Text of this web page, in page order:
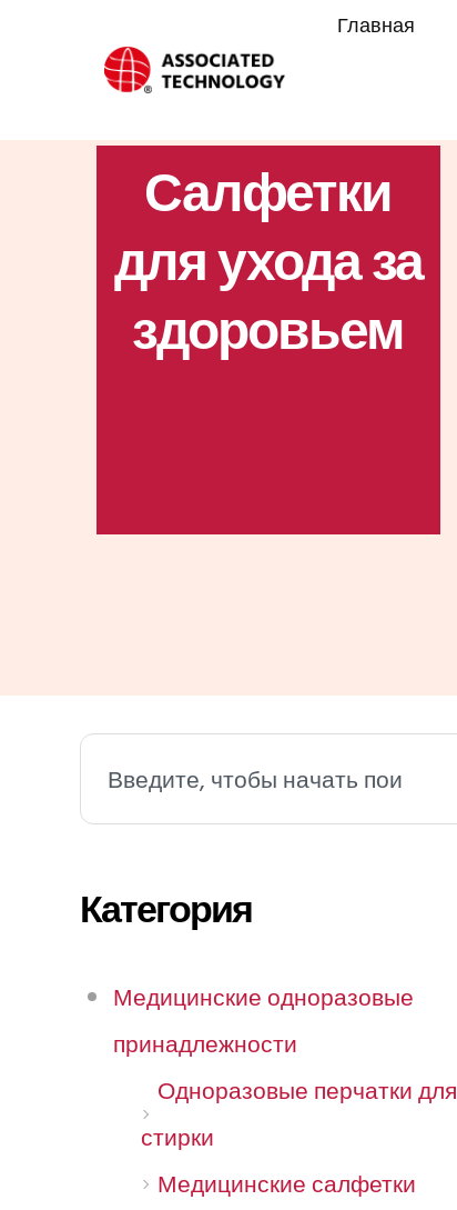
содержимому
Главная
Салфетки
для ухода за
здоровьем
Поиск
Категория
Медицинские одноразовые
принадлежности
Одноразовые перчатки для
стирки
Медицинские салфетки